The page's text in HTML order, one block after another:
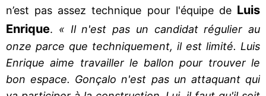
n’est pas assez technique pour l'équipe de Luis
Enrique. « Il n'est pas un candidat régulier au
onze parce que techniquement, il est limité. Luis
Enrique aime travailler le ballon pour trouver le
bon espace. Gonçalo n'est pas un attaquant qui